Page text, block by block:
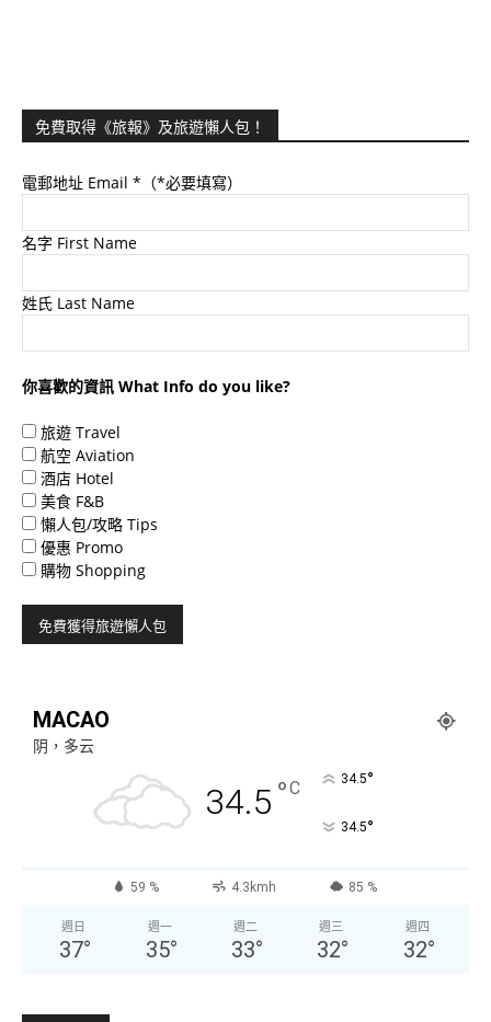
免費取得《旅報》及旅遊懶人包！
電郵地址 Email *（*必要填寫）
名字 First Name
姓氏 Last Name
你喜歡的資訊 What Info do you like?
旅遊 Travel
航空 Aviation
酒店 Hotel
美食 F&B
懶人包/攻略 Tips
優惠 Promo
購物 Shopping
MACAO
阴，多云
34.5 °C 34.5°
34.5°
59 % 4.3kmh 85 %
週日
37°
週一
35°
週二
33°
週三
32°
週四
32°